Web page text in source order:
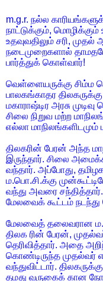
m.g.r. நல்ல
நாட்டுக்கும்,
உதவுவதிலும் சரி, முதல்
நடைமுறைகளால்
பார்த்துக் கொள்வார்!
வெள்ளையருக்கு சிம்ம
பாலகங்காதர
மகாராஷ்டிர அரசு
சிலை நிறுவ மற்ற
எல்லா மாநிலங்களிடமும்
திலகரின் பேரன் அந்த
இருந்தார். சிலை
வந்தார். அப்போது,
ம.பொ.சி.க்கு
வந்து அவரை
மேலவைக் கூட்டம் நடந்து
மேலவைத் தலைவரான
திலக ரின் பேரன்,
தெரிவித்தார். அதை
கொண்டிருந்த முதல்வர்
வந்துவிட்டார்.
தமது வருகைக் கான